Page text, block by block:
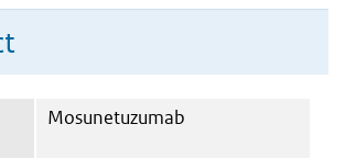
Mosunetuzumab